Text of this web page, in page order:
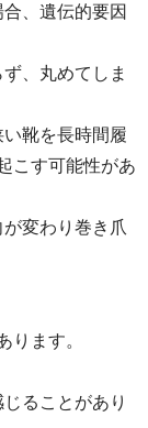
、遺伝的要因
、丸めてしま
い靴を長時間履
こす可能性があ
変わり巻き爪
ります。
ることがあり